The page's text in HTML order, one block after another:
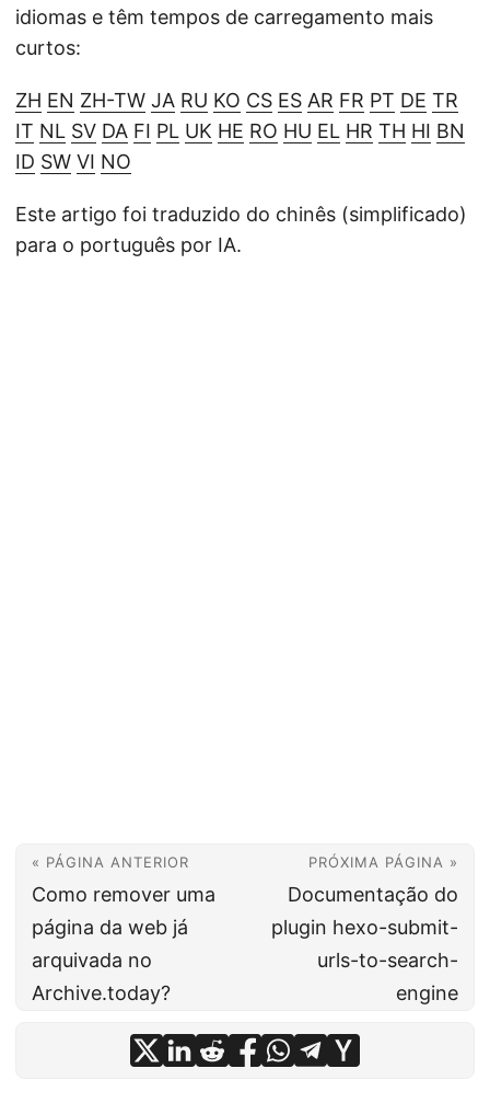
idiomas e têm tempos de carregamento mais
curtos:
ZH EN ZH-TW JA RU KO CS ES AR FR PT DE TR
IT NL SV DA FI PL UK HE RO HU EL HR TH HI BN
ID SW VI NO
Este artigo foi traduzido do chinês (simplificado)
para o português por IA.
« PÁGINA ANTERIOR
Como remover uma
página da web já
arquivada no
Archive.today?
PRÓXIMA PÁGINA »
Documentação do
plugin hexo-submit-
urls-to-search-
engine